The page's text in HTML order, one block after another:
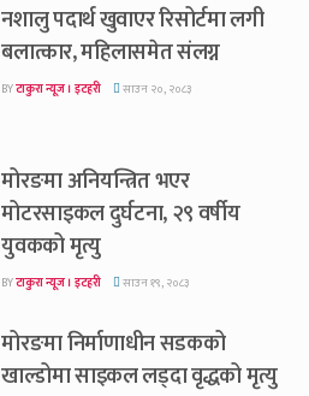
नशालु पदार्थ खुवाएर रिसोर्टमा लगी
बलात्कार, महिलासमेत संलग्न
BYटाकुरा न्यूज । इटहरी साउन २०, २०८३
मोरङमा अनियन्त्रित भएर
मोटरसाइकल दुर्घटना, २९ वर्षीय
युवकको मृत्यु
BYटाकुरा न्यूज । इटहरी साउन १९, २०८३
मोरङमा निर्माणाधीन सडकको
खाल्डोमा साइकल लड्दा वृद्धको मृत्यु